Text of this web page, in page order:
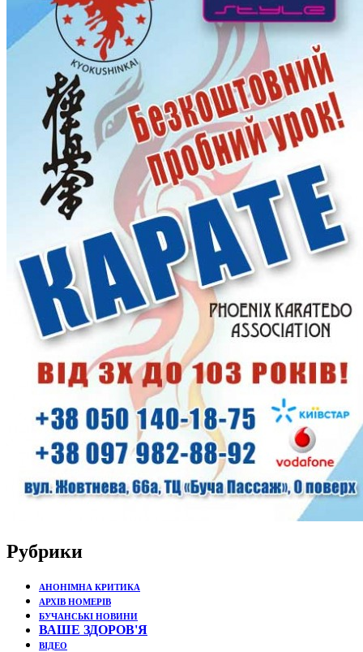
Рубрики
АНОНІМНА КРИТИКА
АРХІВ НОМЕРІВ
БУЧАНСЬКІ НОВИНИ
ВАШЕ ЗДОРОВ'Я
ВІДЕО